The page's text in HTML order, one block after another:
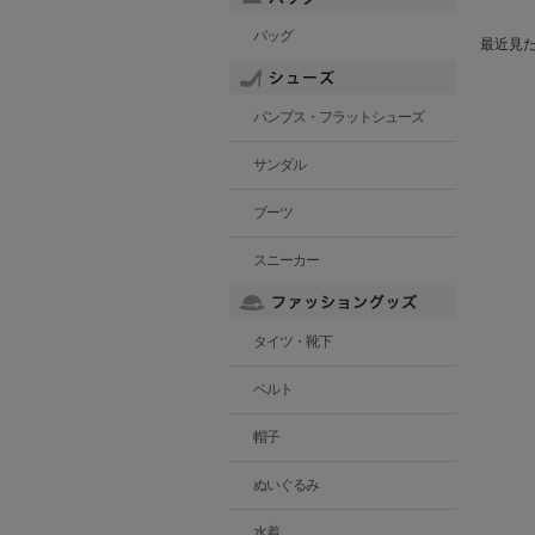
最近見
バッグ
パンプス・フラットシューズ
サンダル
ブーツ
スニーカー
タイツ・靴下
ベルト
帽子
ぬいぐるみ